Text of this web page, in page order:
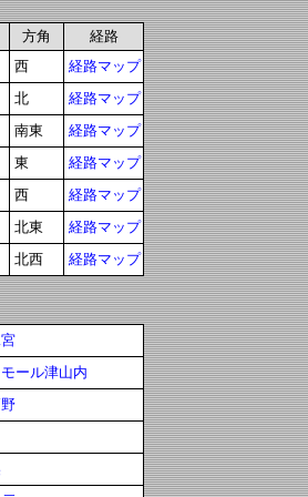
方角
経路
西
経路マップ
北
経路マップ
南東
経路マップ
東
経路マップ
西
経路マップ
北東
経路マップ
北西
経路マップ
ール津山内